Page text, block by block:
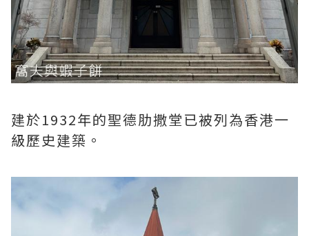
建於1932年的聖德肋撒堂已被列為香港一
級歷史建築。